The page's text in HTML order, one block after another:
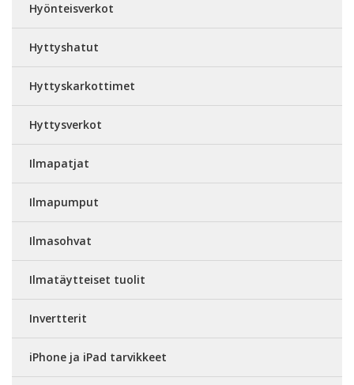
Hyönteisverkot
Hyttyshatut
Hyttyskarkottimet
Hyttysverkot
Ilmapatjat
Ilmapumput
Ilmasohvat
Ilmatäytteiset tuolit
Invertterit
iPhone ja iPad tarvikkeet